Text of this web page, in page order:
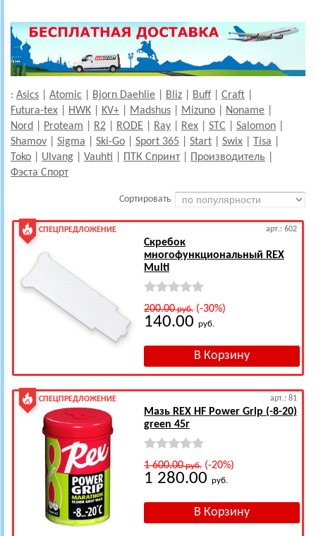
: Asics Atomic Bjorn Daehlie Bliz Buff| Craft
Futura-tex
HWK KV+ Madshus Mizuno Noname
Nord
Proteam R2 RODE Ray Rex STC Salomon
Shamov
Sigma Ski-Go Sport 365 Start Swix Tisa
Toko
Ulvang Vauhti ПТК Спринт Производитель
Фэста Спорт
Сортировать
СПЕЦПРЕДЛОЖЕНИЕ арт.: 602
Скребок
многофункциональный REX
Multi
200.00руб.(-30%)
140.00 руб.
СПЕЦПРЕДЛОЖЕНИЕ арт.: 81
Мазь REX HF Power Grip (-8-20)
green 45г
1 600.00руб.(-20%)
1 280.00 руб.